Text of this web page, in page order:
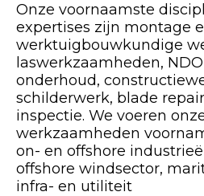
Onze voornaamste
expertises zijn montage
werktuigbouwkundige
laswerkzaamheden,
onderhoud,
schilderwerk, blade
inspectie. We voeren
werkzaamheden
on- en offshore
offshore windsector,
infra- en utiliteit